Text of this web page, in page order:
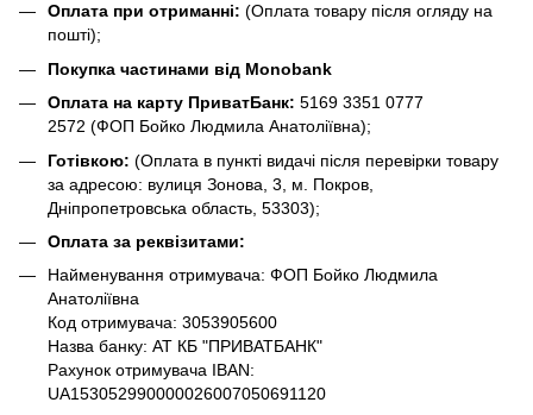
Оплата при отриманні: (Оплата товару після огляду на
пошті);
Покупка частинами від Monobank
Оплата на карту ПриватБанк: 5169 3351 0777
2572 (ФОП Бойко Людмила Анатоліївна);
Готівкою: (Оплата в пункті видачі після перевірки товару
за адресою: вулиця Зонова, 3, м. Покров,
Дніпропетровська область, 53303);
Оплата за реквізитами:
Найменування отримувача: ФОП Бойко Людмила
Анатоліївна
Код отримувача: 3053905600
Назва банку: АТ КБ "ПРИВАТБАНК"
Рахунок отримувача IBAN:
UA153052990000026007050691120